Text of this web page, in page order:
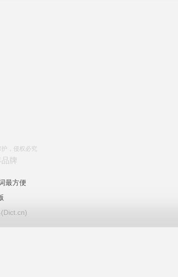
，侵权必究
牌
最方便